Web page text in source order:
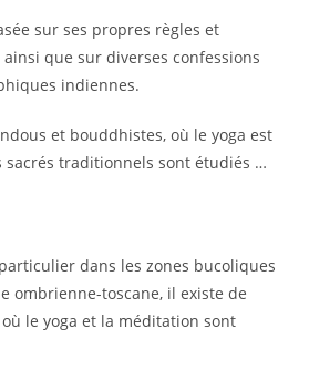
sur ses propres règles et
que sur diverses confessions
indiennes.
et bouddhistes, où le yoga est
sacrés traditionnels sont étudiés …
dans les zones bucoliques
ombrienne-toscane, il existe de
le yoga et la méditation sont